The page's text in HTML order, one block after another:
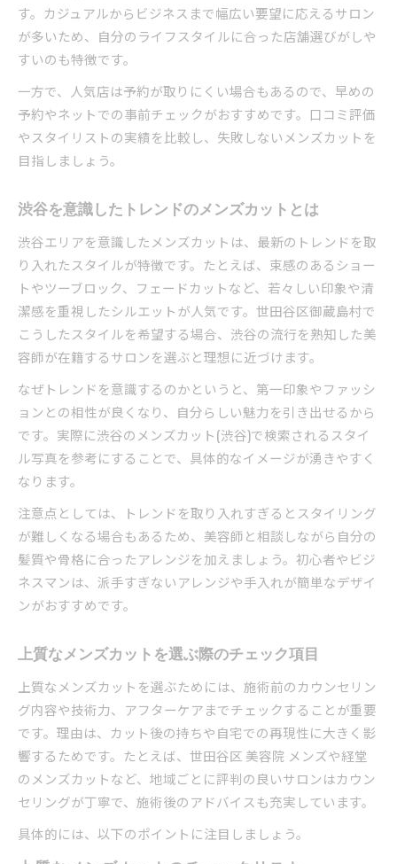
す。カジュアルからビジネスまで幅広い要望に応えるサロン
が多いため、自分のライフスタイルに合った店舗選びがしや
すいのも特徴です。
一方で、人気店は予約が取りにくい場合もあるので、早めの
予約やネットでの事前チェックがおすすめです。口コミ評価
やスタイリストの実績を比較し、失敗しないメンズカットを
目指しましょう。
渋谷を意識したトレンドのメンズカットとは
渋谷エリアを意識したメンズカットは、最新のトレンドを取
り入れたスタイルが特徴です。たとえば、束感のあるショー
トやツーブロック、フェードカットなど、若々しい印象や清
潔感を重視したシルエットが人気です。世田谷区御蔵島村で
こうしたスタイルを希望する場合、渋谷の流行を熟知した美
容師が在籍するサロンを選ぶと理想に近づけます。
なぜトレンドを意識するのかというと、第一印象やファッシ
ョンとの相性が良くなり、自分らしい魅力を引き出せるから
です。実際に渋谷のメンズカット(渋谷)で検索されるスタイ
ル写真を参考にすることで、具体的なイメージが湧きやすく
なります。
注意点としては、トレンドを取り入れすぎるとスタイリング
が難しくなる場合もあるため、美容師と相談しながら自分の
髪質や骨格に合ったアレンジを加えましょう。初心者やビジ
ネスマンは、派手すぎないアレンジや手入れが簡単なデザイ
ンがおすすめです。
上質なメンズカットを選ぶ際のチェック項目
上質なメンズカットを選ぶためには、施術前のカウンセリン
グ内容や技術力、アフターケアまでチェックすることが重要
です。理由は、カット後の持ちや自宅での再現性に大きく影
響するためです。たとえば、世田谷区 美容院 メンズや経堂
のメンズカットなど、地域ごとに評判の良いサロンはカウン
セリングが丁寧で、施術後のアドバイスも充実しています。
具体的には、以下のポイントに注目しましょう。